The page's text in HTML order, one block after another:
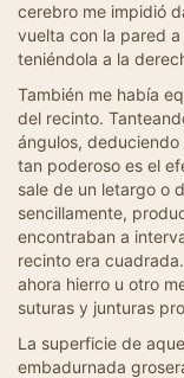
cerebro me impidió
vuelta con la pared
teniéndola a la
También me había
del recinto.
ángulos,
tan poderoso es el
sale de un letargo o
sencillamente,
encontraban a
recinto era
ahora hierro u otro
suturas y junturas
La superficie de
embadurnada